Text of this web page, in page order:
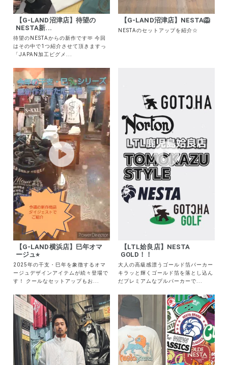
【G-LAND沼津店】待望の
NESTA新...
待望のNESTAからの新作です🫶 今回
はその中で1つ紹介させて頂きますっ
「JAPAN加工ピグメ...
【G-LAND沼津店】NESTA🦁
NESTAのセットアップを紹介☆
【G-LAND横浜店】巳年オマ
ージュ⭐︎
2025年の干支・巳年を象徴するオマ
ージュデザインアイテムが続々登場で
す！ クールなセットアップもお...
【LTL姶良店】NESTA
GOLD！！
大人の高級感漂うゴールド箔パーカー
キラッと輝くゴールド箔を落とし込ん
だプレミアムなプルパーカーで...